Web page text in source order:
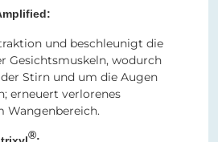
und beschleunigt die
Gesichtsmuskeln, wodurch
Stirn und um die Augen
erneuert verlorenes
Wangenbereich.
®